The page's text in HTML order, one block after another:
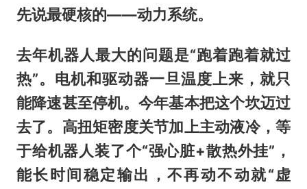
先说最硬核的——动力系统。
去年机器人最大的问题是“跑着跑着就过
热”。电机和驱动器一旦温度上来，就只
能降速甚至停机。今年基本把这个坎迈过
去了。高扭矩密度关节加上主动液冷，等
于给机器人装了个“强心脏+散热外挂”，
能长时间稳定输出，不再动不动就“虚